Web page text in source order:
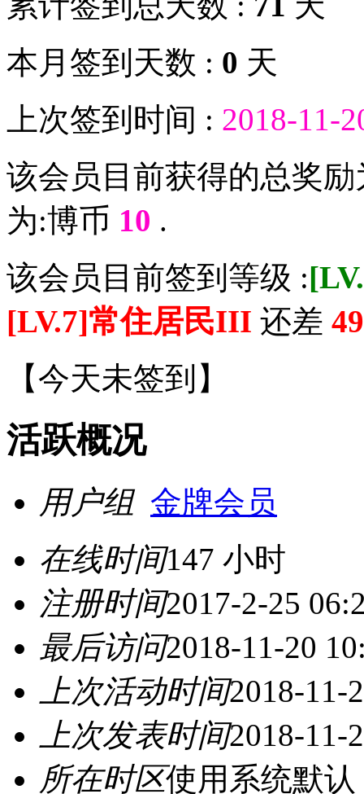
本月签到天数 : 0 天
上次签到时间 : 2018-11-
该会员目前获得的总奖
为:博币 10 .
该会员目前签到等级 :
[LV.7]常住居民III 还差 49
【今天未签到 】
活跃概况
用户组 金牌会员
在线时间147 小时
注册时间2017-2-25
最后访问2018-11-20
上次活动时间2018-11-
上次发表时间2018-11-
所在时区使用系统默认